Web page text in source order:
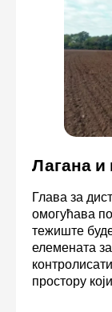
Лагана и
Глава за
омогућава
тежиште
елемената
простору